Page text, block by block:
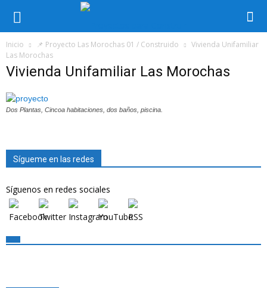
Inicio 📌 Proyecto Las Morochas 01 / Construido
Vivienda Unifamiliar
Las Morochas
Vivienda Unifamiliar Las Morochas
Dos Plantas, Cincoa habitaciones, dos baños, piscina.
Sígueme en las redes
Síguenos en redes sociales